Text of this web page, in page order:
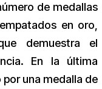
de medallas
en oro,
demuestra el
En la última
una medalla de